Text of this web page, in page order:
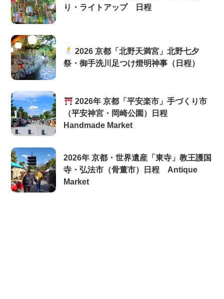
り・ライトアップ 日程
2026 京都「北野天満宮」北野七夕
祭・御手洗川足つけ燈明神事（日程）
2026年 京都「平安楽市」手づくり市
（平安神宮・岡崎公園）日程
Handmade Market
2026年 京都・世界遺産「東寺」教王護国
寺・弘法市（骨董市）日程 Antique
Market